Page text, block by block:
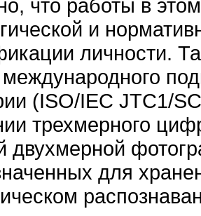
что работы в
и
личности.
(ISO/IEC JTC1/
трехмерного
двухмерной
для